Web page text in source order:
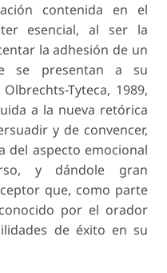
contenida en el
esencial, al ser la
la adhesión de un
se presentan a su
Tyteca, 1989,
a la nueva retórica
y de convencer,
del aspecto emocional
y dándole gran
que, como parte
por el orador
de éxito en su